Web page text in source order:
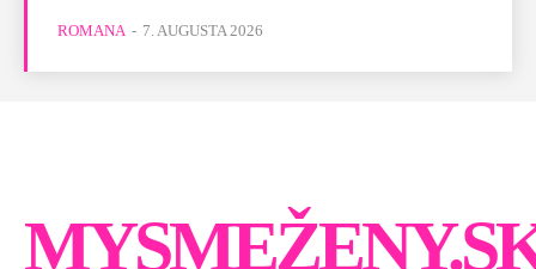
ROMANA - 7. AUGUSTA 2026